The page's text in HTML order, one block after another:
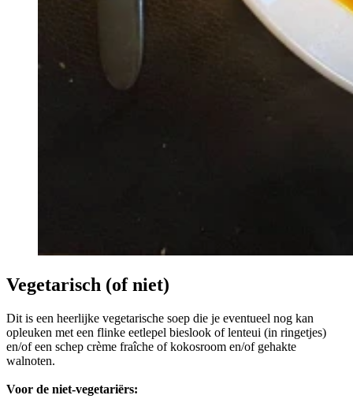
Vegetarisch (of niet)
Dit is een heerlijke vegetarische soep die je eventueel nog kan
opleuken met een flinke eetlepel bieslook of lenteui (in ringetjes)
en/of een schep crème fraîche of kokosroom en/of gehakte
walnoten.
Voor de niet-vegetariërs: